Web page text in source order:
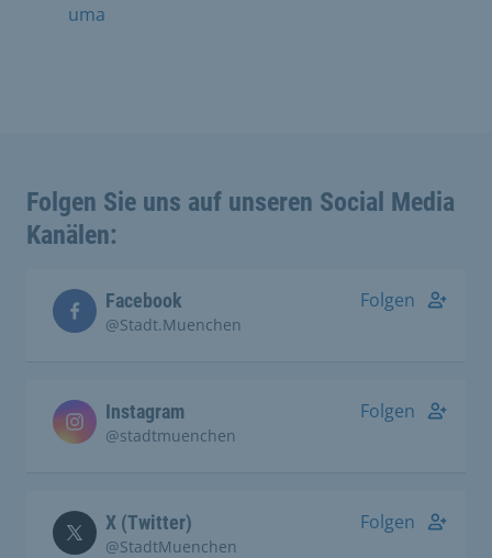
uma
Folgen Sie uns auf unseren Social Media
Kanälen:
Facebook
@Stadt.Muenchen
Folgen
Instagram
@stadtmuenchen
Folgen
X (Twitter)
@StadtMuenchen
Folgen